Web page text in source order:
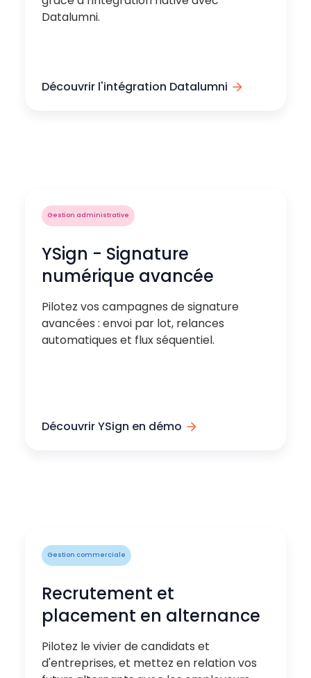
Datalumni.
Découvrir l'intégration Datalumni
Gestion administrative
YSign - Signature
numérique avancée
Pilotez vos campagnes de signature
avancées : envoi par lot, relances
automatiques et flux séquentiel.
Découvrir YSign en démo
Gestion commerciale
Recrutement et
placement en alternance
Pilotez le vivier de candidats et
d'entreprises, et mettez en relation vos